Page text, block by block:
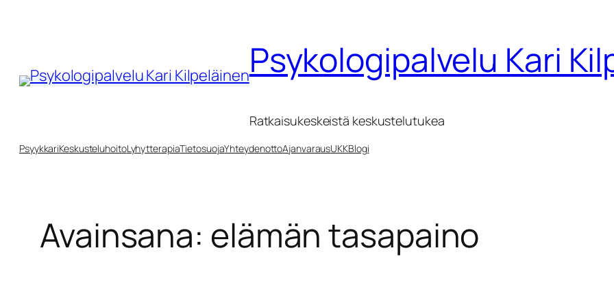
Psykologipalvelu Kari
Ratkaisukeskeistä keskustelutukea
PsyykkariKeskusteluhoitoLyhytterapiaTietosuojaYhteydenottoAjanvarausUKKBlogi
Avainsana: elämän tasapaino